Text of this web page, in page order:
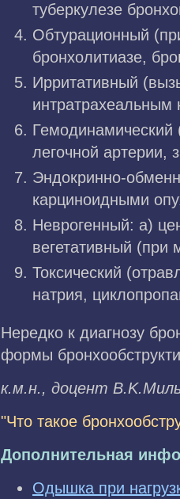
туберкулезе
Обтурационный
бронхолитиазе,
Ирритативный
интратрахеальным
Гемодинамический
легочной артерии,
Эндокринно-
карциноидными
Неврогенный: а)
вегетативный (при
Токсический
натрия,
Нередко к диагнозу
формы
к.м.н., доцент
"Что такое
Дополнительная
Одышка при